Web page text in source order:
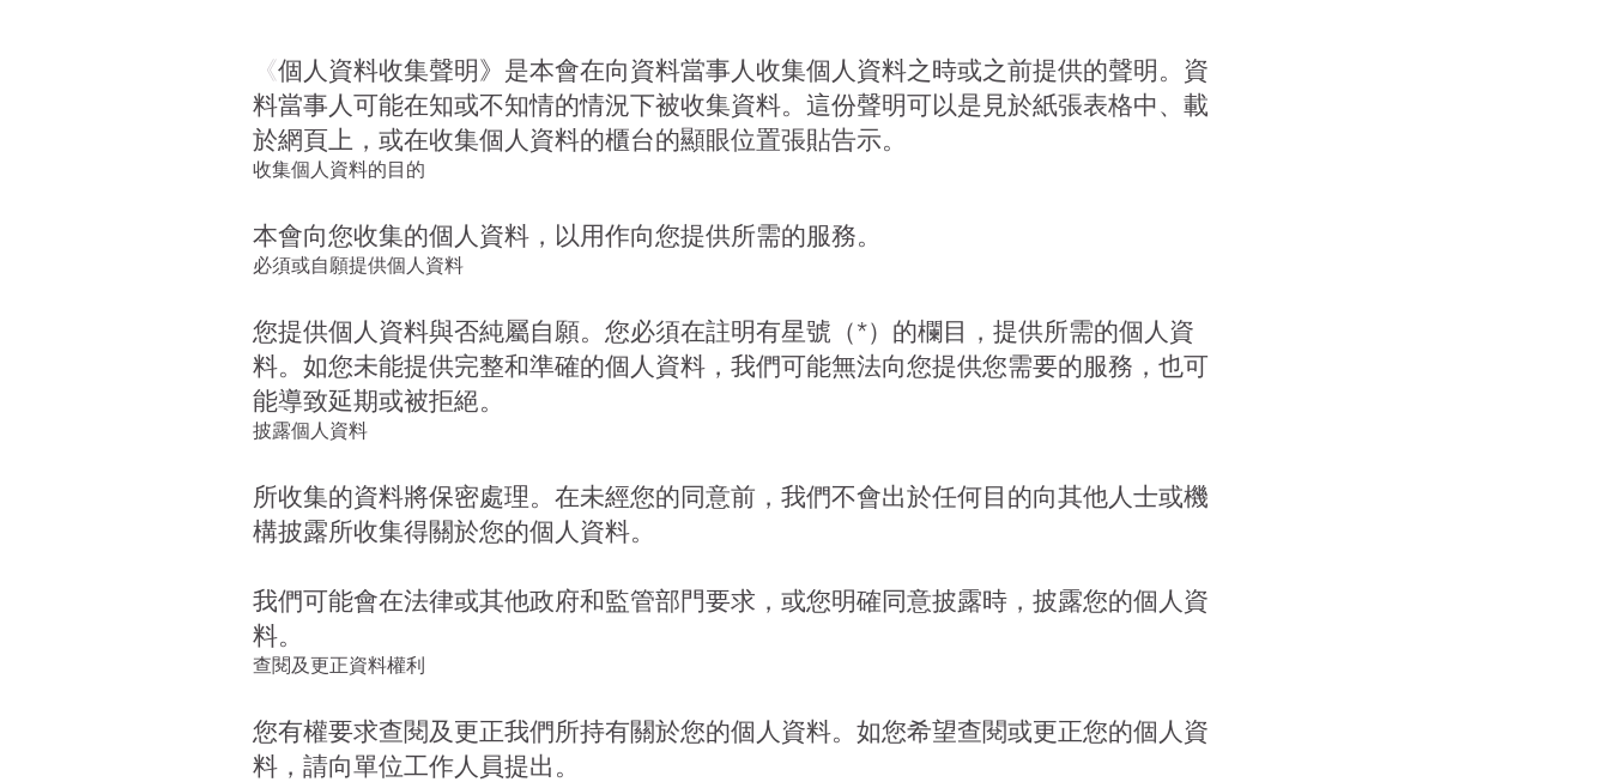
《個人資料收集聲明》是本會在向資料當事人收集個人資料之時或之前提供的聲明。資
料當事人可能在知或不知情的情況下被收集資料。這份聲明可以是見於紙張表格中、載
於網頁上，或在收集個人資料的櫃台的顯眼位置張貼告示。
收集個人資料的目的
本會向您收集的個人資料，以用作向您提供所需的服務。
必須或自願提供個人資料
您提供個人資料與否純屬自願。您必須在註明有星號（*）的欄目，提供所需的個人資
料。如您未能提供完整和準確的個人資料，我們可能無法向您提供您需要的服務，也可
能導致延期或被拒絕。
披露個人資料
所收集的資料將保密處理。在未經您的同意前，我們不會出於任何目的向其他人士或機
構披露所收集得關於您的個人資料。
我們可能會在法律或其他政府和監管部門要求，或您明確同意披露時，披露您的個人資
料。
查閱及更正資料權利
您有權要求查閱及更正我們所持有關於您的個人資料。如您希望查閱或更正您的個人資
料，請向單位工作人員提出。